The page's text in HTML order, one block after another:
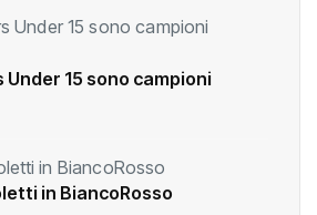
Under 15 sono campioni
in BiancoRosso